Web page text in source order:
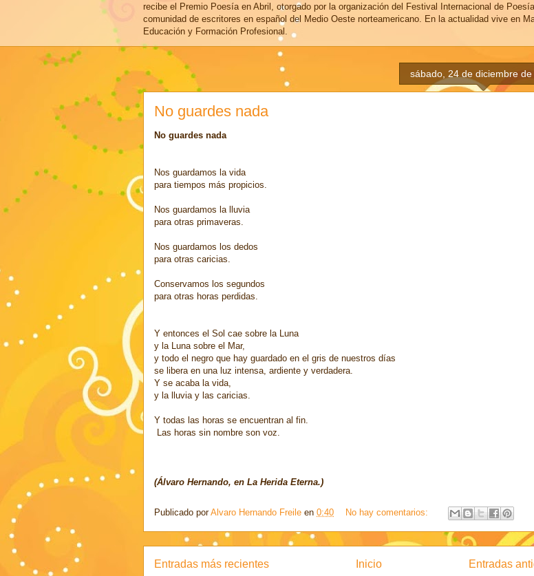
recibe el Premio Poesía en Abril, otorgado por la organización del Festival Internacional de
comunidad de escritores en español del Medio Oeste norteamericano. En la actualidad vive en
Educación y Formación Profesional.
sábado, 24 de diciembre de
No guardes nada
No guardes nada
Nos guardamos la vida
para tiempos más propicios.
Nos guardamos la lluvia
para otras primaveras.
Nos guardamos los dedos
para otras caricias.
Conservamos los segundos
para otras horas perdidas.
Y entonces el Sol cae sobre la Luna
y la Luna sobre el Mar,
y todo el negro que hay guardado en el gris de nuestros días
se libera en una luz intensa, ardiente y verdadera.
Y se acaba la vida,
y la lluvia y las caricias.
Y todas las horas se encuentran al fin.
Las horas sin nombre son voz.
(Álvaro Hernando, en La Herida Eterna.)
Publicado porAlvaro Hernando Freile en 0:40 No hay comentarios:
Entradas más recientes Entradas
Inicio